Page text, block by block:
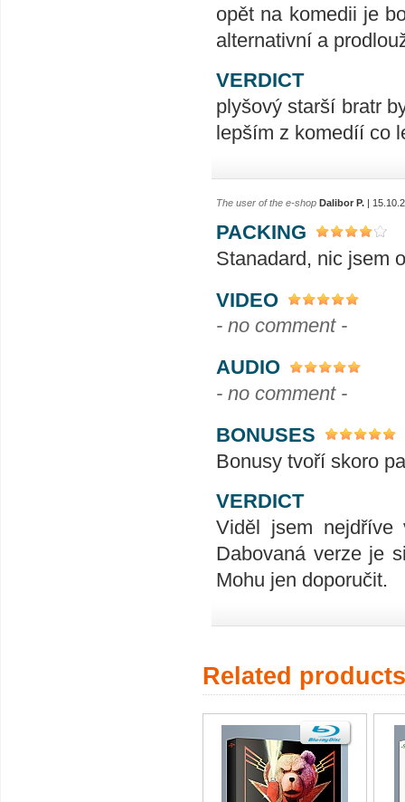
opět na komedii je
alternativní a
VERDICT
plyšový starší bratr
lepším z komedíí co
The user of the e-shop Dalibor P. |
PACKING
Stanadard, nic jsem
VIDEO
- no comment -
AUDIO
- no comment -
BONUSES
Bonusy tvoří skoro
VERDICT
Viděl jsem
Dabovaná verze je
Mohu jen doporučit.
Related products